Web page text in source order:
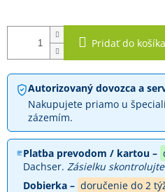
Pridať do košíka
Autorizovaný dovozca a
Nakupujete priamo u
zázemím.
Platba prevodom / kartou –
Dachser.Zásielku
Dobierka – doručenie do 2